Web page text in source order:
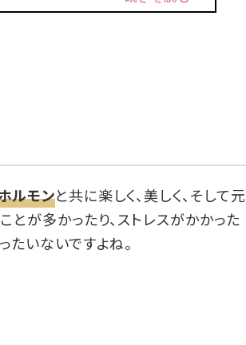
ルモンと共に楽しく、美しく、そして元
が多かったり、ストレスがかかった
たいないですよね。